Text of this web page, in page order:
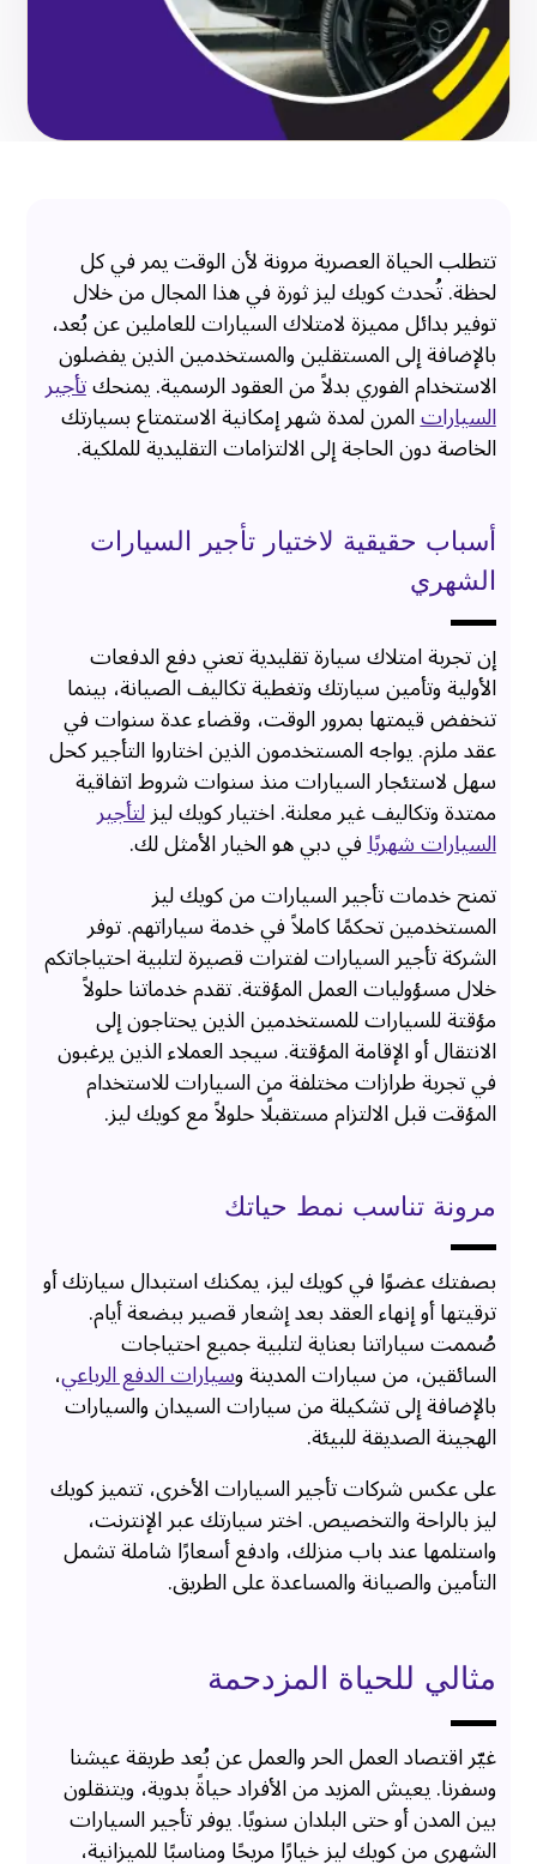
تتطلب الحياة العصرية مرونة لأن الوقت يمر في كل
لحظة. تُحدث كويك ليز ثورة في هذا المجال من خلال
توفير بدائل مميزة لامتلاك السيارات للعاملين عن بُعد،
بالإضافة إلى المستقلين والمستخدمين الذين يفضلون
الاستخدام الفوري بدلاً من العقود الرسمية. يمنحكتأجير
السياراتالمرن لمدة شهر إمكانية الاستمتاع بسيارتك
الخاصة دون الحاجة إلى الالتزامات التقليدية للملكية.
أسباب حقيقية لاختيار تأجير السيارات
الشهري
إن تجربة امتلاك سيارة تقليدية تعني دفع الدفعات
الأولية وتأمين سيارتك وتغطية تكاليف الصيانة، بينما
تنخفض قيمتها بمرور الوقت، وقضاء عدة سنوات في
عقد ملزم. يواجه المستخدمون الذين اختاروا التأجير كحل
سهل لاستئجار السيارات منذ سنوات شروط اتفاقية
ممتدة وتكاليف غير معلنة. اختيار كويك ليزلتأجير
السيارات شهريًافي دبي هو الخيار الأمثل لك.
تمنح خدمات تأجير السيارات من كويك ليز
المستخدمين تحكمًا كاملاً في خدمة سياراتهم. توفر
الشركة تأجير السيارات لفترات قصيرة لتلبية احتياجاتكم
خلال مسؤوليات العمل المؤقتة. تقدم خدماتنا حلولاً
مؤقتة للسيارات للمستخدمين الذين يحتاجون إلى
الانتقال أو الإقامة المؤقتة. سيجد العملاء الذين يرغبون
في تجربة طرازات مختلفة من السيارات للاستخدام
المؤقت قبل الالتزام مستقبلًا حلولاً مع كويك ليز.
مرونة تناسب نمط حياتك
بصفتك عضوًا في كويك ليز، يمكنك استبدال سيارتك أو
ترقيتها أو إنهاء العقد بعد إشعار قصير ببضعة أيام.
صُممت سياراتنا بعناية لتلبية جميع احتياجات
السائقين، من سيارات المدينة وسيارات الدفع الرباعي،
بالإضافة إلى تشكيلة من سيارات السيدان والسيارات
الهجينة الصديقة للبيئة.
على عكس شركات تأجير السيارات الأخرى، تتميز كويك
ليز بالراحة والتخصيص. اختر سيارتك عبر الإنترنت،
واستلمها عند باب منزلك، وادفع أسعارًا شاملة تشمل
التأمين والصيانة والمساعدة على الطريق.
مثالي للحياة المزدحمة
غيّر اقتصاد العمل الحر والعمل عن بُعد طريقة عيشنا
وسفرنا. يعيش المزيد من الأفراد حياةً بدوية، ويتنقلون
بين المدن أو حتى البلدان سنويًا. يوفر تأجير السيارات
الشهري من كويك ليز خيارًا مريحًا ومناسبًا للميزانية،